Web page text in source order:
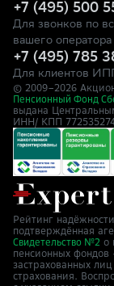
+7 (495) 500
Для звонков по
вашего оператора
+7 (495) 785
Для клиентов
© 2009–2026
Пенсионный Фонд
выдана
ИНН/ КПП
Рейтинг
подтверждённая
Свидетельство №2 о
пенсионных фондов
застрахованных
страхования.